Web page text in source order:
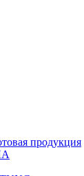
продукция